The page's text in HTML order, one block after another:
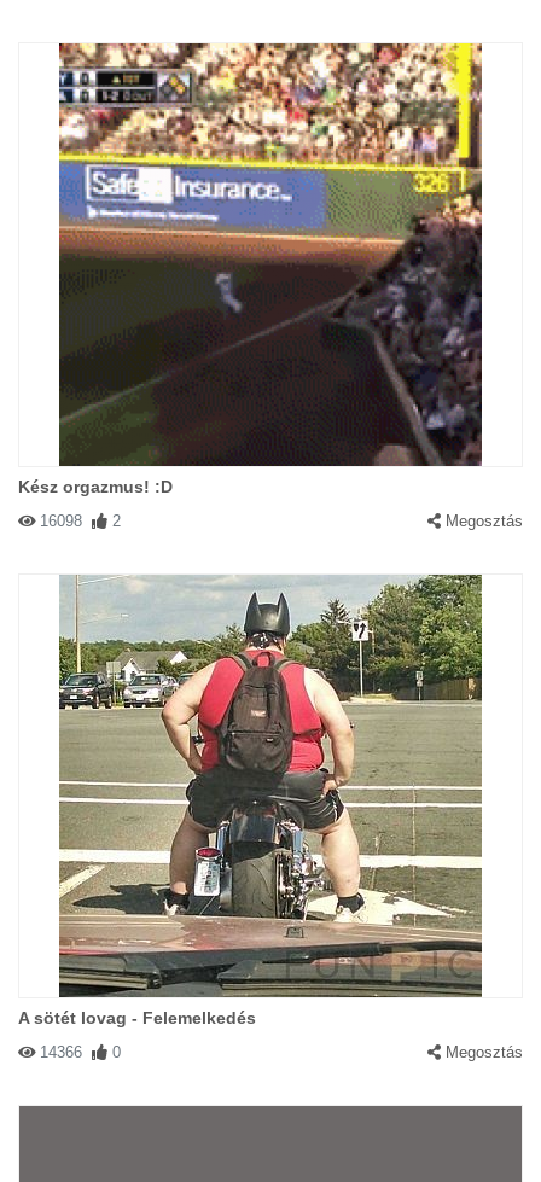
Kész orgazmus! :D
16098 2 Megosztás
A sötét lovag - Felemelkedés
14366 0 Megosztás